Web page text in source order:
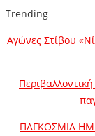
Trending
Αγώνες Στίβου
ΠΑΓΚΟΣΜΙΑ